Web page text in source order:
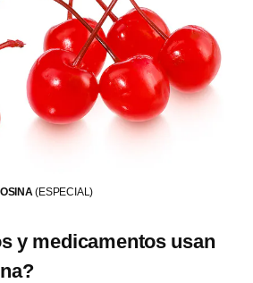
(ESPECIAL)
y medicamentos usan